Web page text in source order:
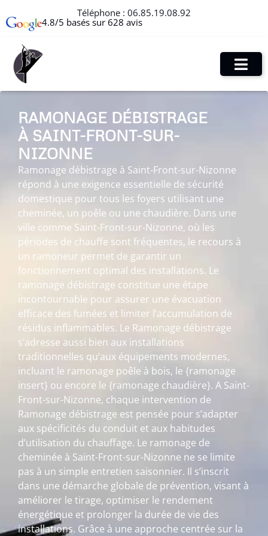
Téléphone : 06.85.19.08.92
4.8/5 basés sur 628 avis
RAMONAGE DÉBISTRAGE
À SAINT-FRONT-SUR-
NIZONNE
Ramonage débistrage à Saint-Front-sur-Nizonne
répond à une exigence essentielle de sécurité
domestique pour tous les foyers utilisant une
cheminée, un poêle ou une chaudière. Dans une
ville comme Saint-Front-sur-Nizonne, où les
périodes de chauffe sont fréquentes, le recours à
un ramoneur permet de garantir un
fonctionnement optimal des installations. Le
ramonage débistrage constitue une étape
incontournable pour assurer une évacuation
efficace des fumées et limiter l’accumulation de
résidus inflammables. Le Ramonage débistrage
s’adresse aussi bien aux installations
traditionnelles qu’aux équipements modernes,
incluant le ramonage poêle à bois, le {ramonage
insert} ou encore le {ramonage chaudière}. A Saint-
Front-sur-Nizonne, chaque intervention de
Ramonage débistrage est pensée pour s’adapter
aux spécificités du conduit et aux habitudes
d’utilisation du chauffage. Le ramonage de
cheminée à Saint-Front-sur-Nizonne ne se limite
pas à un simple entretien saisonnier. Il s’inscrit
dans une démarche globale de prévention, visant à
améliorer le tirage, optimiser le rendement
énergétique et prolonger la durée de vie des
installations. Grâce à une approche centrée sur la